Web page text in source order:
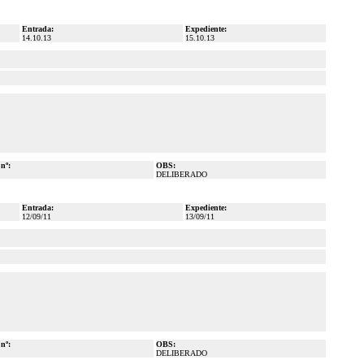
Entrada:
14.10.13
Expediente:
15.10.13
OBS:
DELIBERADO
Entrada:
12/09/11
Expediente:
13/09/11
OBS:
DELIBERADO